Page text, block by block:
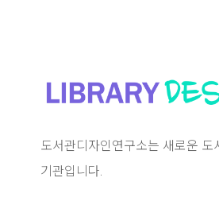
도서관디자인연구소는 새로운
기관입니다.